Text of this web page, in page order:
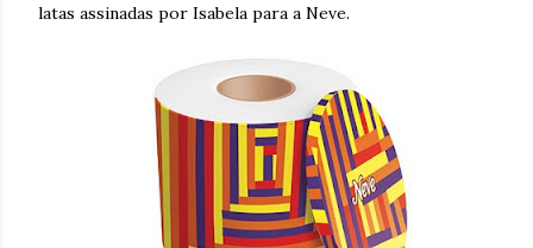
latas assinadas por Isabela para a Neve.